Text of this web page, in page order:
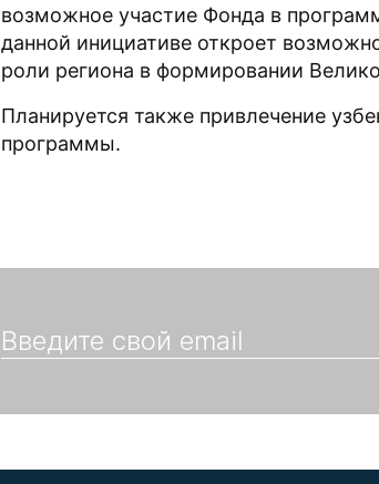
возможное участие Фонда в
данной инициативе откроет
роли региона в формировании
Планируется также привлечение
программы.